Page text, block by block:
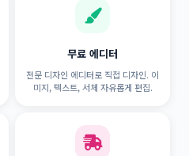
무료 에디터
전문 디자인 에디터로 직접 디자인. 이
미지, 텍스트, 서체 자유롭게 편집.